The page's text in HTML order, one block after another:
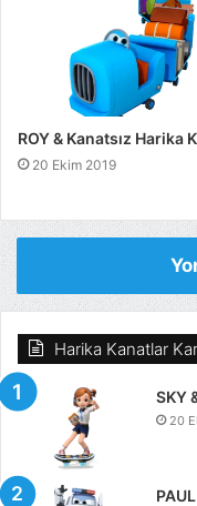
ROY & Kanatsız Harika
20 Ekim 2019
Harika Kanatlar
SKY
20